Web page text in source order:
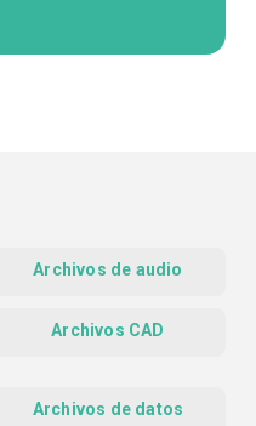
Archivos de audio
Archivos CAD
Archivos de datos